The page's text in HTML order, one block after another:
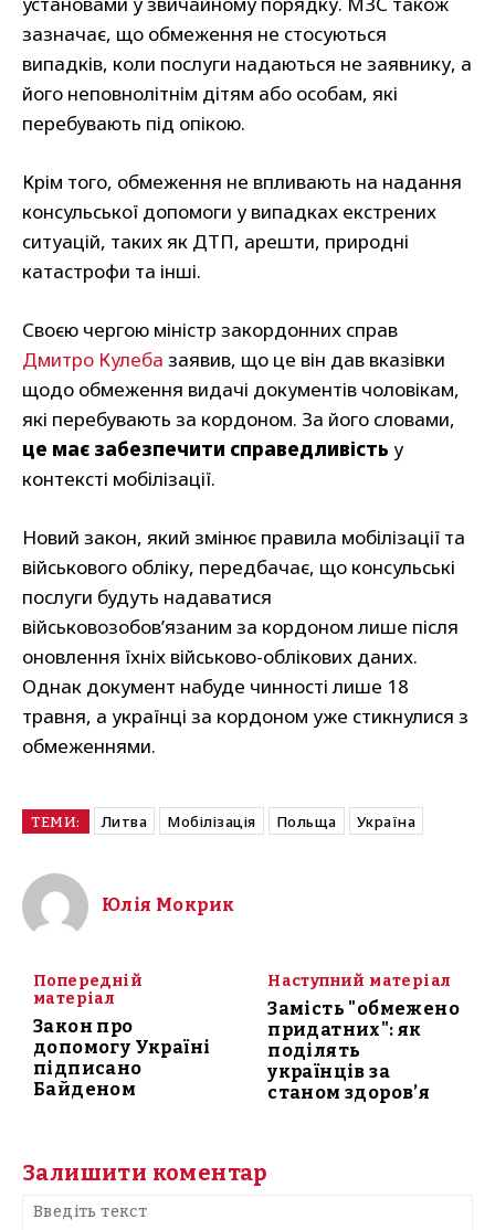
зазначає, що обмеження не стосуються
випадків, коли послуги надаються не заявнику, а
його неповнолітнім дітям або особам, які
перебувають під опікою.
Крім того, обмеження не впливають на надання
консульської допомоги у випадках екстрених
ситуацій, таких як ДТП, арешти, природні
катастрофи та інші.
Своєю чергою міністр закордонних справ
Дмитро Кулеба заявив, що це він дав вказівки
щодо обмеження видачі документів чоловікам,
які перебувають за кордоном. За його словами,
це має забезпечити справедливість у
контексті мобілізації.
Новий закон, який змінює правила мобілізації та
військового обліку, передбачає, що консульські
послуги будуть надаватися
військовозобов’язаним за кордоном лише після
оновлення їхніх військово-облікових даних.
Однак документ набуде чинності лише 18
травня, а українці за кордоном уже стикнулися з
обмеженнями.
ТЕМИ: Литва Мобілізація Польща Україна
Юлія Мокрик
Попередній
матеріал
Закон про
допомогу Україні
підписано
Байденом
Наступний матеріал
Замість "обмежено
придатних": як
поділять
українців за
станом здоров’я
Залишити коментар